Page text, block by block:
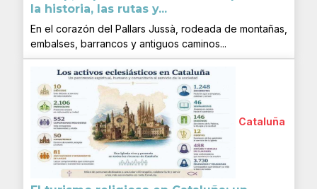
la historia, las rutas y...
En el corazón del Pallars Jussà, rodeada de montañas,
embalses, barrancos y antiguos caminos...
Cataluña